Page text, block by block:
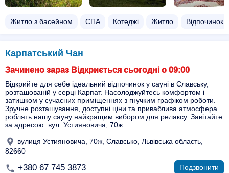
Житло з басейном​ СПА Котеджі Житло Відпочинок
Карпатський Чан
Зачинено зараз Відкриється сьогодні о 09:00
Відкрийте для себе ідеальний відпочинок у сауні в Славську,
розташованій у серці Карпат. Насолоджуйтесь комфортом і
затишком у сучасних приміщеннях з гнучким графіком роботи.
Зручне розташування, доступні ціни та приваблива атмосфера
роблять нашу сауну найкращим вибором для релаксу. Завітайте
за адресою: вул. Устияновича, 70ж.
вулиця Устияновича, 70ж, Славсько, Львівська область,
82660
+380 67 745 3873 Подзвонити